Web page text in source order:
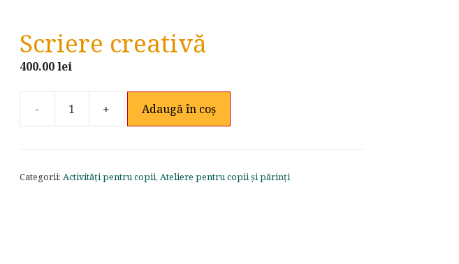
Scriere creativă
400.00lei
-
creativă
+ Adaugă în coș
Categorii: Activități pentru copii, Ateliere pentru copii și părinți